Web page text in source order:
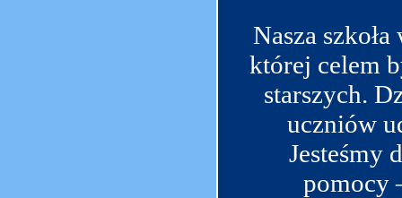
Nasza
której celem
starszych.
uczniów
Jesteśmy
pomocy